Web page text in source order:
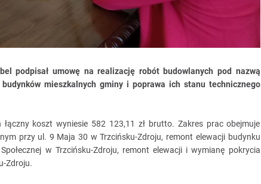
podpisał umowę na realizację robót budowlanych pod nazwą
mieszkalnych gminy i poprawa ich stanu technicznego
koszt wyniesie 582 123,11 zł brutto. Zakres prac obejmuje
przy ul. 9 Maja 30 w Trzcińsku-Zdroju, remont elewacji budynku
w Trzcińsku-Zdroju, remont elewacji i wymianę pokrycia
Zdroju.